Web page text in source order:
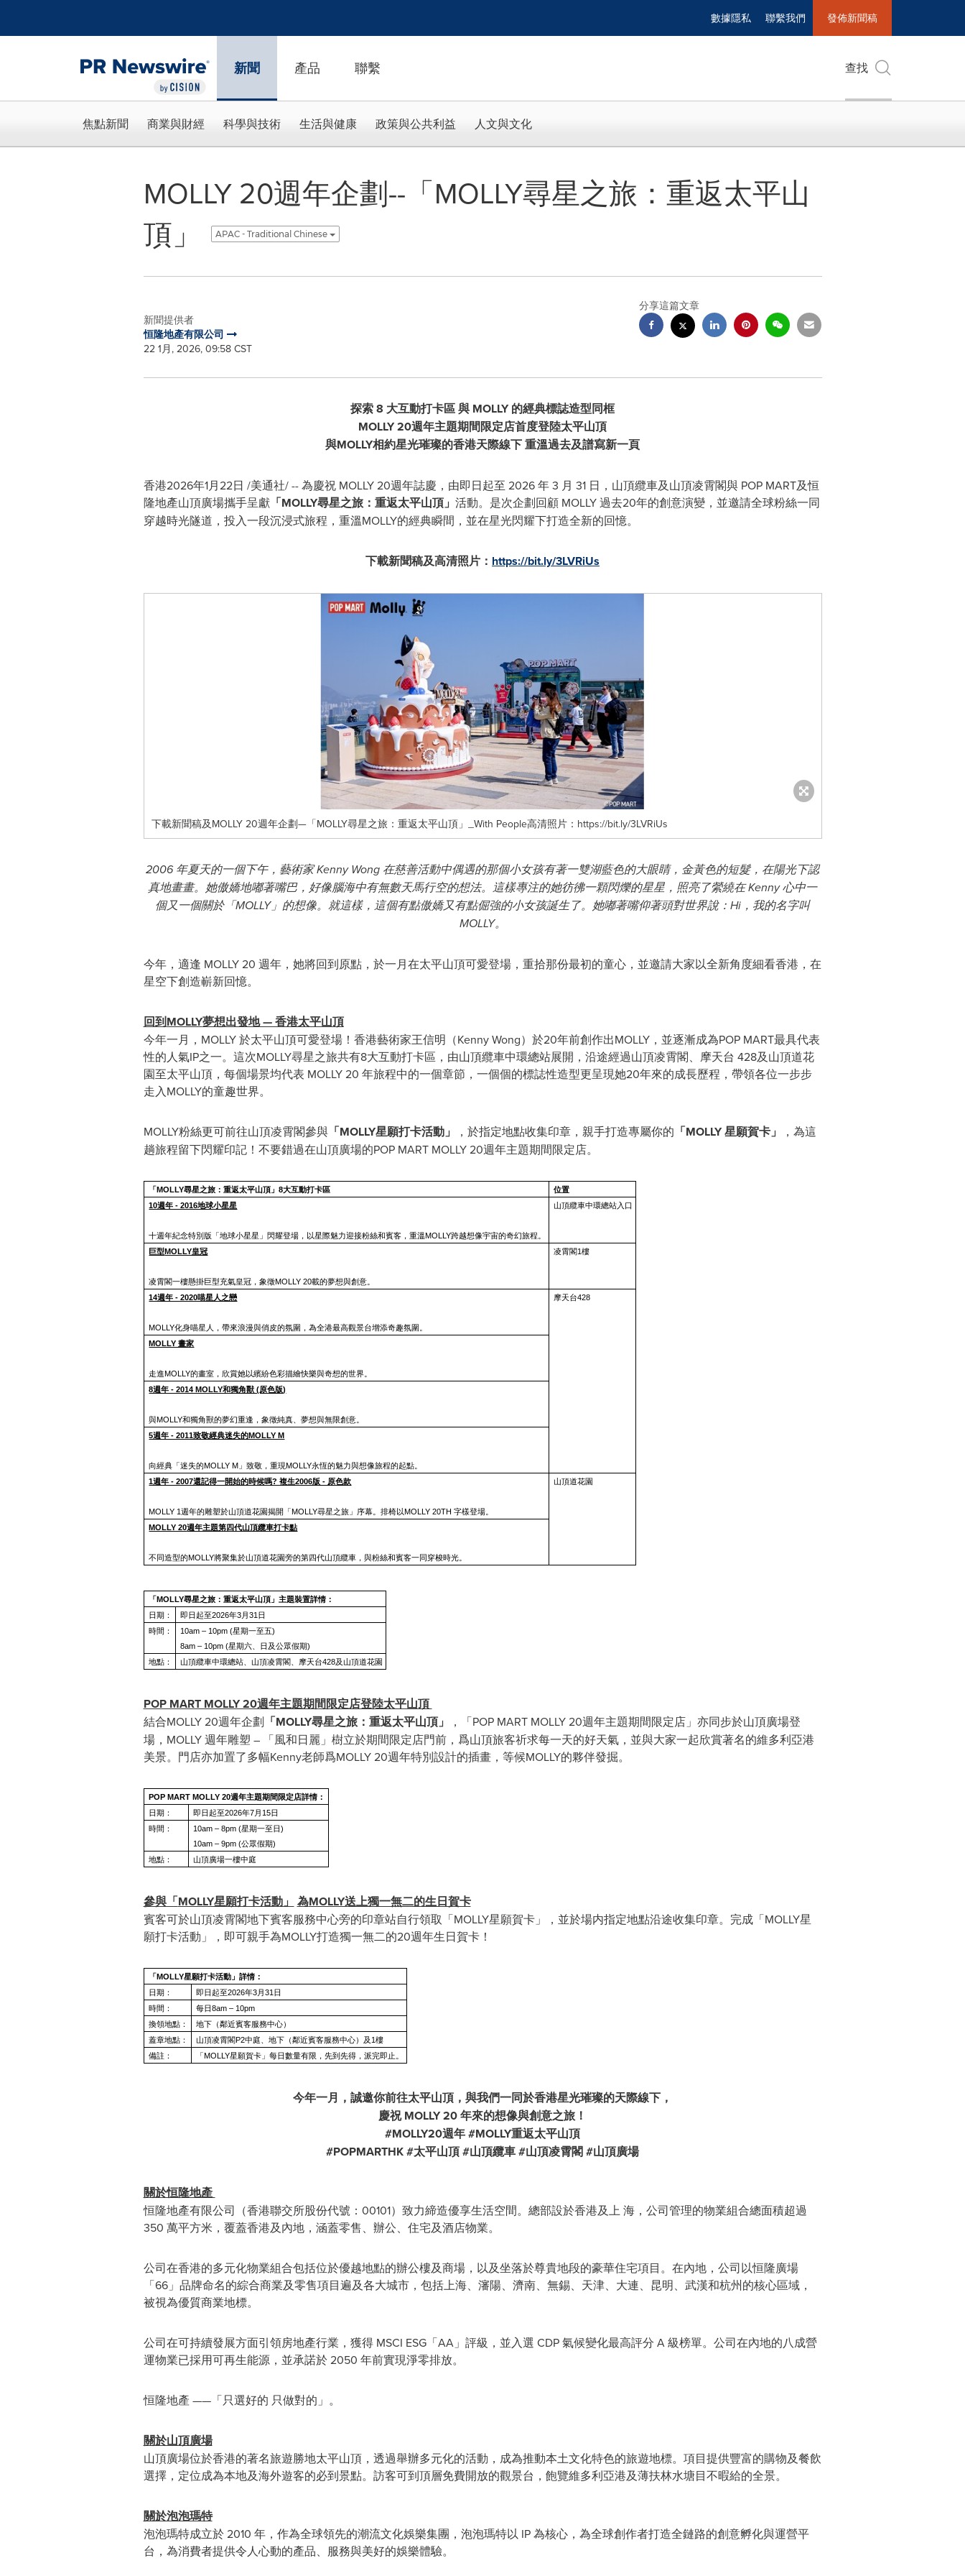
數據隱私 聯繫我們 發佈新聞稿
新聞 產品 聯繫 查找
焦點新聞 商業與財經 科學與技術 生活與健康 政策與公共利益 人文與文化
MOLLY 20週年企劃--「MOLLY尋星之旅：重返太平山
頂」
APAC - Traditional Chinese
新聞提供者
恒隆地產有限公司
22 1月, 2026, 09:58 CST
分享這篇文章
探索8 大互動打卡區與 MOLLY 的經典標誌造型同框
MOLLY 20週年主題期間限定店首度登陸太平山頂
與MOLLY相約星光璀璨的香港天際線下 重溫過去及譜寫新一頁
香港2026年1月22日 /美通社/ --為慶祝 MOLLY 20週年誌慶，由即日起至 2026 年 3 月 31 日，山頂纜車及山頂凌霄閣與 POP MART及恒
隆地產山頂廣場攜手呈獻「MOLLY尋星之旅：重返太平山頂」 活動。是次企劃回顧 MOLLY 過去20年的創意演變，並邀請全球粉絲一同
穿越時光隧道，投入一段沉浸式旅程，重溫MOLLY的經典瞬間，並在星光閃耀下打造全新的回憶。
下載新聞稿及高清照片： https://bit.ly/3LVRiUs
下載新聞稿及MOLLY 20週年企劃—「MOLLY尋星之旅：重返太平山頂」_With People高清照片：https://bit.ly/3LVRiUs
2006 年夏天的一個下午，藝術家 Kenny Wong 在慈善活動中偶遇的那個小女孩有著一雙湖藍色的大眼睛，金黃色的短髮，在陽光下認
真地畫畫。她傲嬌地嘟著嘴巴，好像腦海中有無數天馬行空的想法。這樣專注的她彷彿一顆閃爍的星星，照亮了縈繞在 Kenny 心中一
個又一個關於「MOLLY」的想像。就這樣，這個有點傲嬌又有點倔強的小女孩誕生了。她嘟著嘴仰著頭對世界說：Hi，我的名字叫
MOLLY。
今年，適逢 MOLLY 20 週年，她將回到原點，於一月在太平山頂可愛登場，重拾那份最初的童心，並邀請大家以全新角度細看香港，在
星空下創造嶄新回憶。
回到MOLLY夢想出發地— 香港太平山頂
今年一月，MOLLY 於太平山頂可愛登場！香港藝術家王信明（Kenny Wong）於20年前創作出MOLLY，並逐漸成為POP MART最具代表
性的人氣IP之一。這次MOLLY尋星之旅共有8大互動打卡區，由山頂纜車中環總站展開，沿途經過山頂凌霄閣、摩天台 428及山頂道花
園至太平山頂，每個場景均代表 MOLLY 20 年旅程中的一個章節，一個個的標誌性造型更呈現她20年來的成長歷程，帶領各位一步步
走入MOLLY的童趣世界。
MOLLY粉絲更可前往山頂凌霄閣參與「MOLLY星願打卡活動」 ，於指定地點收集印章，親手打造專屬你的 「MOLLY星願賀卡」
，為這
趟旅程留下閃耀印記！不要錯過在山頂廣場的POP MART MOLLY 20週年主題期間限定店。
「MOLLY尋星之旅：重返太平山頂」8大互動打卡區
位置
10週年 - 2016地球小星星
十週年紀念特別版「地球小星星」閃耀登場，以星際魅力迎接粉絲和賓客，重溫MOLLY跨越想像宇宙的奇幻旅程。
山頂纜車中環總站入口
巨型MOLLY皇冠
凌霄閣一樓懸掛巨型充氣皇冠，象徵MOLLY 20載的夢想與創意。
凌霄閣1樓
14週年 - 2020喵星人之戀
MOLLY化身喵星人，帶來浪漫與俏皮的氛圍，為全港最高觀景台增添奇趣氛圍。
摩天台428
MOLLY 畫家
走進MOLLY的畫室，欣賞她以繽紛色彩描繪快樂與奇想的世界。
8週年 - 2014 MOLLY和獨角獸 (原色版)
與MOLLY和獨角獸的夢幻重逢，象徵純真、夢想與無限創意。
5週年 - 2011致敬經典迷失的MOLLY M
向經典「迷失的MOLLY M」致敬，重現MOLLY永恆的魅力與想像旅程的起點。
1週年 - 2007還記得一開始的時候嗎? 複生2006版 - 原色款
MOLLY 1週年的雕塑於山頂道花園揭開「MOLLY尋星之旅」序幕。排椅以MOLLY 20TH 字樣登場。
山頂道花園
MOLLY 20週年主題第四代山頂纜車打卡點
不同造型的MOLLY將聚集於山頂道花園旁的第四代山頂纜車，與粉絲和賓客一同穿梭時光。
「MOLLY尋星之旅：重返太平山頂」主題裝置詳情：
日期：
即日起至2026年3月31日
時間：
10am – 10pm (星期一至五)
8am – 10pm (星期六、日及公眾假期)
地點：
山頂纜車中環總站、山頂凌霄閣、摩天台428及山頂道花園
POP MART MOLLY 20週年主題期間限定店登陸太平山頂
結合MOLLY 20週年企劃 「MOLLY尋星之旅：重返太平山頂」
，「POP MART MOLLY 20週年主題期間限定店」亦同步於山頂廣場登
場，MOLLY 週年雕塑 – 「風和日麗」樹立於期間限定店門前，爲山頂旅客祈求每一天的好天氣，並與大家一起欣賞著名的維多利亞港
美景。門店亦加置了多幅Kenny老師爲MOLLY 20週年特別設計的插畫，等候MOLLY的夥伴發掘。
POP MART MOLLY 20週年主題期間限定店詳情：
日期：
即日起至2026年7月15日
時間：
10am – 8pm (星期一至日)
10am – 9pm (公眾假期)
地點：
山頂廣場一樓中庭
參與「MOLLY星願打卡活動」 為MOLLY送上獨一無二的生日賀卡
賓客可於山頂凌霄閣地下賓客服務中心旁的印章站自行領取「MOLLY星願賀卡」，並於場内指定地點沿途收集印章。完成「MOLLY星
願打卡活動」，即可親手為MOLLY打造獨一無二的20週年生日賀卡！
「MOLLY星願打卡活動」詳情：
日期：
即日起至2026年3月31日
時間：
每日8am – 10pm
換領地點：
地下（鄰近賓客服務中心）
蓋章地點：
山頂凌霄閣P2中庭、地下（鄰近賓客服務中心）及1樓
備註：
「MOLLY星願賀卡」每日數量有限，先到先得，派完即止。
今年一月，誠邀你前往太平山頂，與我們一同於香港星光璀璨的天際線下，
慶祝MOLLY 20 年來的想像與創意之旅！
#MOLLY20週年 #MOLLY重返太平山頂
#POPMARTHK #太平山頂 #山頂纜車 #山頂凌霄閣#山頂廣場
關於恒隆地產
恒隆地產有限公司（香港聯交所股份代號：00101）致力締造優享生活空間。總部設於香港及上 海，公司管理的物業組合總面積超過
350 萬平方米，覆蓋香港及內地，涵蓋零售、辦公、住宅及酒店物業。
公司在香港的多元化物業組合包括位於優越地點的辦公樓及商場，以及坐落於尊貴地段的豪華住宅項目。在內地，公司以恒隆廣場
「66」品牌命名的綜合商業及零售項目遍及各大城市，包括上海、瀋陽、濟南、無錫、天津、大連、昆明、武漢和杭州的核心區域，
被視為優質商業地標。
公司在可持續發展方面引領房地產行業，獲得 MSCI ESG「AA」評級，並入選 CDP 氣候變化最高評分 A 級榜單。公司在內地的八成營
運物業已採用可再生能源，並承諾於 2050 年前實現淨零排放。
恒隆地產 ——「只選好的 只做對的」。
關於山頂廣場
山頂廣場位於香港的著名旅遊勝地太平山頂，透過舉辦多元化的活動，成為推動本土文化特色的旅遊地標。項目提供豐富的購物及餐飲
選擇，定位成為本地及海外遊客的必到景點。訪客可到頂層免費開放的觀景台，飽覽維多利亞港及薄扶林水塘目不暇給的全景。
關於泡泡瑪特
泡泡瑪特成立於 2010 年，作為全球領先的潮流文化娛樂集團，泡泡瑪特以 IP 為核心，為全球創作者打造全鏈路的創意孵化與運營平
台，為消費者提供令人心動的產品、服務與美好的娛樂體驗。